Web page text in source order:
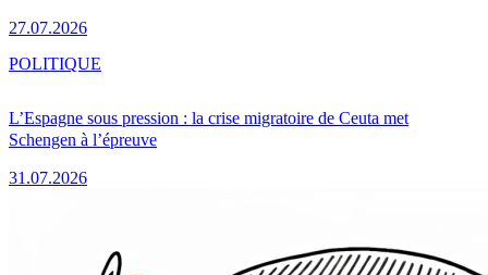
27.07.2026
L’Espagne sous pression : la crise migratoire de Ceuta met
Schengen à l’épreuve
31.07.2026
POLITIQUE